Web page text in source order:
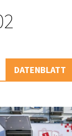
DATENBLATT